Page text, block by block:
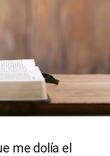
me dolía el